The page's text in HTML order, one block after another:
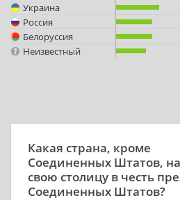
Украина
Россия
Белоруссия
Неизвестный
Какая страна, кроме
Соединенных Штатов,
свою столицу в честь
Соединенных Штатов?